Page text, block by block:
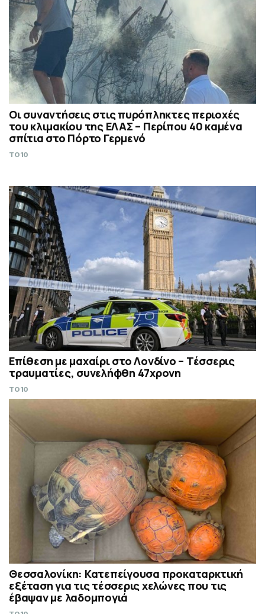
Οι συναντήσεις στις πυρόπληκτες περιοχές
του κλιμακίου της ΕΛΑΣ – Περίπου 40 καμένα
σπίτια στο Πόρτο Γερμενό
TO10
Επίθεση με μαχαίρι στο Λονδίνο – Τέσσερις
τραυματίες, συνελήφθη 47χρονη
TO10
Θεσσαλονίκη: Κατεπείγουσα προκαταρκτική
εξέταση για τις τέσσερις χελώνες που τις
έβαψαν με λαδομπογιά